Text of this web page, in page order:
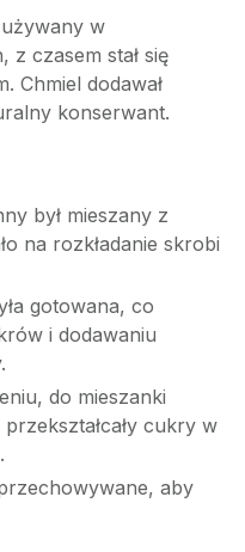
w
z czasem stał się
Chmiel dodawał
konserwant.
był mieszany z
na rozkładanie skrobi
gotowana, co
i dodawaniu
do mieszanki
cukry w
aby